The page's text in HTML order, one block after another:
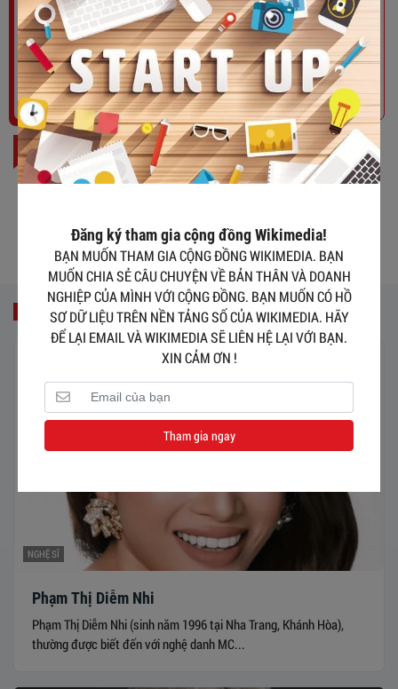
WIKIMEDIA SẼ LIÊN HỆ LẠI VỚI BẠN. XIN CẢM ƠN !
Tham gia ngay
BÀI ĐỌC NHIỀU
CÙNG CHỦ ĐỀ
NGHỆ SĨ
Phạm Thị Diễm Nhi
Phạm Thị Diễm Nhi (sinh năm 1996 tại Nha Trang, Khánh Hòa),
thường được biết đến với nghệ danh MC...
Đăng ký tham gia cộng đồng Wikimedia!
BẠN MUỐN THAM GIA CỘNG ĐỒNG WIKIMEDIA. BẠN
MUỐN CHIA SẺ CÂU CHUYỆN VỀ BẢN THÂN VÀ DOANH
NGHIỆP CỦA MÌNH VỚI CỘNG ĐỒNG. BẠN MUỐN CÓ HỒ
SƠ DỮ LIỆU TRÊN NỀN TẢNG SỐ CỦA WIKIMEDIA. HÃY
ĐỂ LẠI EMAIL VÀ WIKIMEDIA SẼ LIÊN HỆ LẠI VỚI BẠN.
XIN CẢM ƠN !
Tham gia ngay